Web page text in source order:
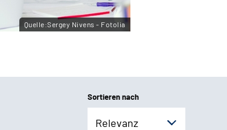
Quelle:Sergey Nivens - Fotolia
Sortieren nach
Relevanz